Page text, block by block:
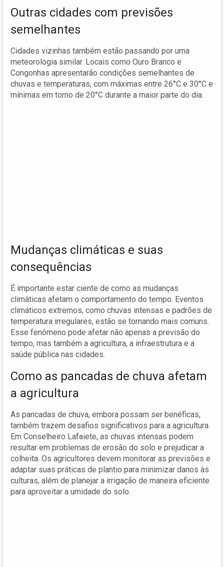
Outras cidades com previsões
semelhantes
Cidades vizinhas também estão passando por uma
meteorologia similar. Locais como Ouro Branco e
Congonhas apresentarão condições semelhantes de
chuvas e temperaturas, com máximas entre 26°C e 30°C e
mínimas em torno de 20°C durante a maior parte do dia.
Mudanças climáticas e suas
consequências
É importante estar ciente de como as mudanças
climáticas afetam o comportamento do tempo. Eventos
climáticos extremos, como chuvas intensas e padrões de
temperatura irregulares, estão se tornando mais comuns.
Esse fenômeno pode afetar não apenas a previsão do
tempo, mas também a agricultura, a infraestrutura e a
saúde pública nas cidades.
Como as pancadas de chuva afetam
a agricultura
As pancadas de chuva, embora possam ser benéficas,
também trazem desafios significativos para a agricultura.
Em Conselheiro Lafaiete, as chuvas intensas podem
resultar em problemas de erosão do solo e prejudicar a
colheita. Os agricultores devem monitorar as previsões e
adaptar suas práticas de plantio para minimizar danos às
culturas, além de planejar a irrigação de maneira eficiente
para aproveitar a umidade do solo.